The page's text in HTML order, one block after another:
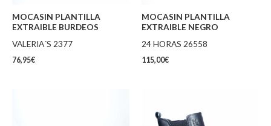
MOCASIN PLANTILLA
EXTRAIBLE BURDEOS
VALERIA´S 2377
76,95€
MOCASIN PLANTILLA
EXTRAIBLE NEGRO
24 HORAS 26558
115,00€